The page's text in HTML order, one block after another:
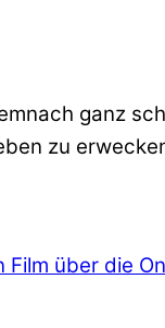
ganz
zu
über die